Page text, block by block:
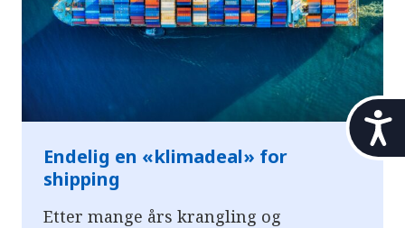
t
l
Endelig en «klimadeal» for
shipping
Etter mange års krangling og